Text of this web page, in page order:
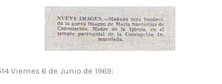
Viernes 6 de Junio de 1969: